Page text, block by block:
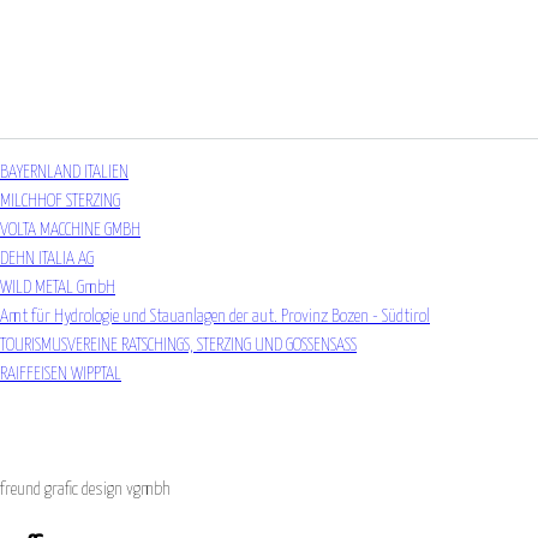
BAYERNLAND ITALIEN
MILCHHOF STERZING
VOLTA MACCHINE GMBH
DEHN ITALIA AG
WILD METAL GmbH
Amt für Hydrologie und Stauanlagen der aut. Provinz Bozen - Südtirol
TOURISMUSVEREINE RATSCHINGS, STERZING UND GOSSENSASS
RAIFFEISEN WIPPTAL
freund grafic design vgmbh